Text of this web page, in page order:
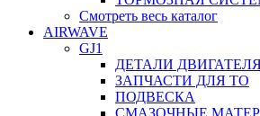
Смотреть весь каталог
AIRWAVE
GJ1
ДЕТАЛИ
ЗАПЧАСТИ ДЛЯ ТО
ПОДВЕСКА
СМАЗОЧНЫЕ